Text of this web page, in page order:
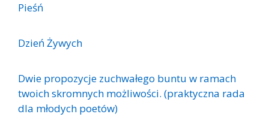
Pieśń
Dzień Żywych
Dwie propozycje zuchwałego buntu w ramach
twoich skromnych możliwości. (praktyczna rada
dla młodych poetów)